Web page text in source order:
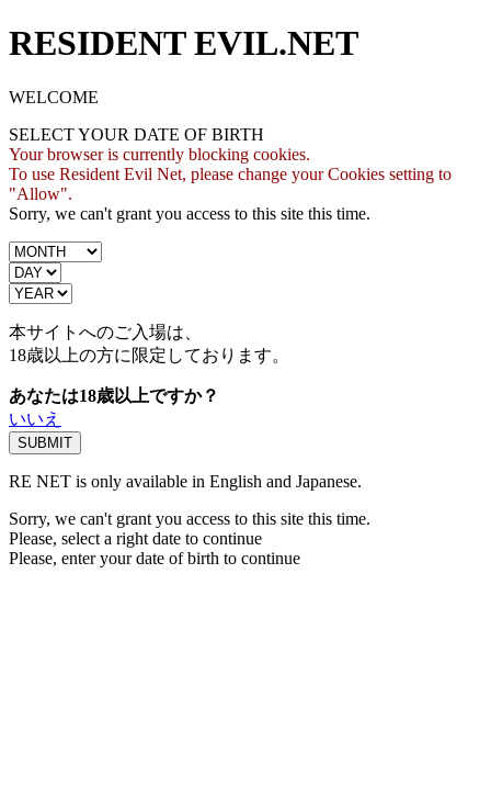
RESIDENT EVIL.NET
WELCOME
SELECT YOUR DATE OF BIRTH
Your browser is currently blocking cookies.
To use Resident Evil Net, please change your Cookies setting to
"Allow".
Sorry, we can't grant you access to this site this time.
本サイトへのご入場は、
18歳以上の方に限定しております。
あなたは18歳以上ですか？
いいえ
RE NET is only available in English and Japanese.
Sorry, we can't grant you access to this site this time.
Please, select a right date to continue
Please, enter your date of birth to continue